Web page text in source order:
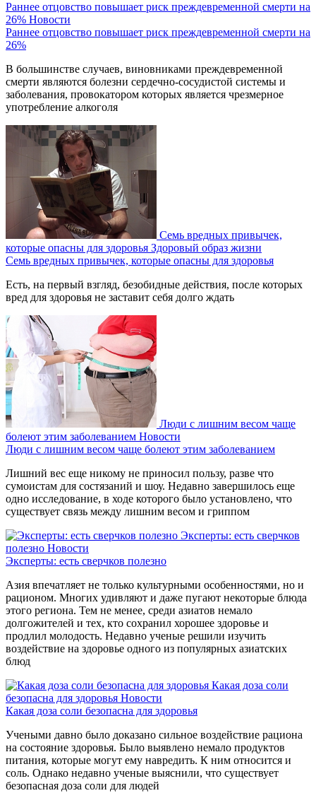
Раннее отцовство повышает риск преждевременной смерти на
26% Новости
Раннее отцовство повышает риск преждевременной смерти на
26%
В большинстве случаев, виновниками преждевременной
смерти являются болезни сердечно-сосудистой системы и
заболевания, провокатором которых является чрезмерное
употребление алкоголя
Семь вредных привычек,
которые опасны для здоровья Здоровый образ жизни
Семь вредных привычек, которые опасны для здоровья
Есть, на первый взгляд, безобидные действия, после которых
вред для здоровья не заставит себя долго ждать
Люди с лишним весом чаще
болеют этим заболеванием Новости
Люди с лишним весом чаще болеют этим заболеванием
Лишний вес еще никому не приносил пользу, разве что
сумоистам для состязаний и шоу. Недавно завершилось еще
одно исследование, в ходе которого было установлено, что
существует связь между лишним весом и гриппом
Эксперты: есть сверчков
полезно Новости
Эксперты: есть сверчков полезно
Азия впечатляет не только культурными особенностями, но и
рационом. Многих удивляют и даже пугают некоторые блюда
этого региона. Тем не менее, среди азиатов немало
долгожителей и тех, кто сохранил хорошее здоровье и
продлил молодость. Недавно ученые решили изучить
воздействие на здоровье одного из популярных азиатских
блюд
Какая доза соли
безопасна для здоровья Новости
Какая доза соли безопасна для здоровья
Учеными давно было доказано сильное воздействие рациона
на состояние здоровья. Было выявлено немало продуктов
питания, которые могут ему навредить. К ним относится и
соль. Однако недавно ученые выяснили, что существует
безопасная доза соли для людей